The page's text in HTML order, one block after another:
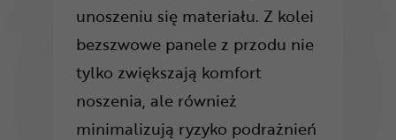
unoszeniu się materiału. Z kolei
bezszwowe panele z przodu nie
tylko zwiększają komfort
noszenia, ale również
minimalizują ryzyko podrażnień